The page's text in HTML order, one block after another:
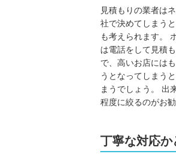
見積もりの業者は
社で決めてしまう
も考えられます。
は電話をして見積
で、高いお店には
うとなってしまう
まうでしょう。 出
程度に絞るのがお勧
丁寧な対応か